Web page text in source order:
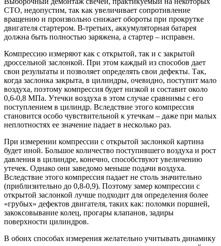
СТО, недопустим, так как увеличивает сопротивление
вращению и произвольно снижает обороты при прокрутке
двигателя стартером. В-третьих, аккумуляторная батарея
должна быть полностью заряжена, а стартер – исправен.
Компрессию измеряют как с открытой, так и с закрытой
дроссельной заслонкой. При этом каждый из способов дает
свои результаты и позволяет определять свои дефекты. Так,
когда заслонка закрыта, в цилиндры, очевидно, поступит мало
воздуха, поэтому компрессия будет низкой и составит около
0,6-0,8 МПа. Утечки воздуха в этом случае сравнимы с его
поступлением в цилиндр. Вследствие этого компрессия
становится особо чувствительной к утечкам – даже при малых
неплотностях ее значение падает в несколько раз.
При измерении компрессии с открытой заслонкой картина
будет иной. Большое количество поступившего воздуха и рост
давления в цилиндре, конечно, способствуют увеличению
утечек. Однако они заведомо меньше подачи воздуха.
Вследствие этого компрессия падает не столь значительно
(приблизительно до 0,8-0,9). Поэтому замер компрессии с
открытой заслонкой лучше подходит для определения более
«грубых» дефектов двигателя, таких как: поломки поршней,
закоксовывание колец, прогары клапанов, задиры
поверхности цилиндров.
В обоих способах измерения желательно учитывать динамику